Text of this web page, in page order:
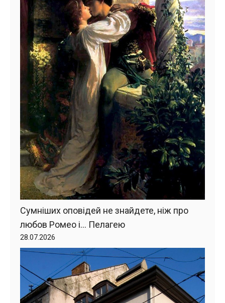
Сумніших оповідей не знайдете, ніж про
любов Ромео і… Пелагею
28.07.2026